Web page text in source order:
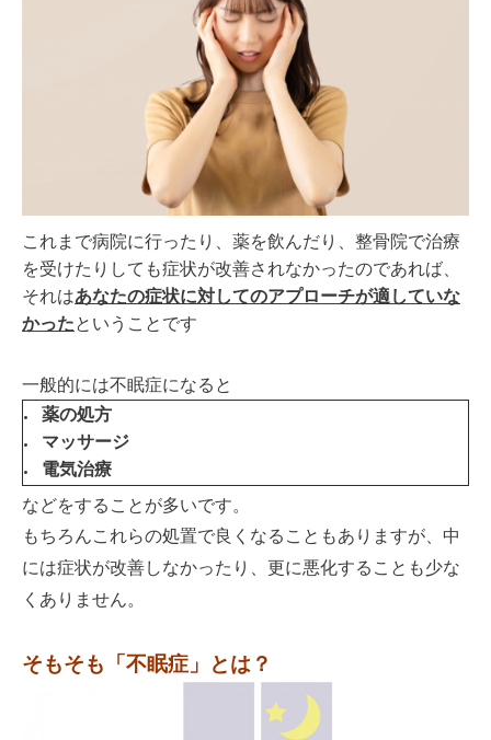
これまで病院に行ったり、薬を飲んだり、整骨院で治療
を受けたりしても症状が改善されなかったのであれば、
それはあなたの症状に対してのアプローチが適していな
かったということです
一般的には不眠症になると
薬の処方
マッサージ
電気治療
などをすることが多いです。
もちろんこれらの処置で良くなることもありますが、 中
には症状が改善しなかったり、更に悪化することも少な
くありません。
そもそも「不眠症」とは？